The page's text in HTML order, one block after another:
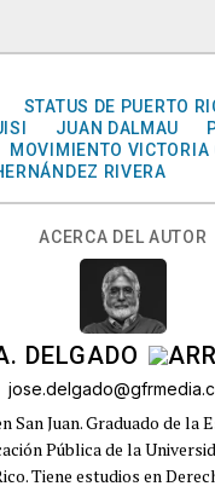
STATUS DE PUERTO
JUAN DALMAU
MOVIMIENTO VICTORIA
RIVERA
ACERCA DEL AUTOR
DELGADO
San Juan. Graduado de la
Pública de la
Tiene estudios en